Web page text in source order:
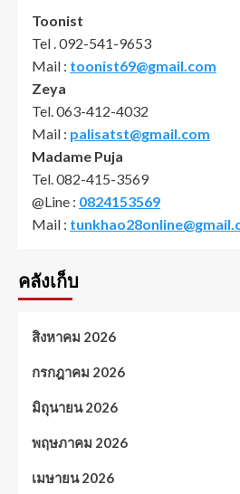
Toonist
Tel . 092-541-9653
Mail : toonist69@gmail.com
Zeya
Tel. 063-412-4032
Mail : palisatst@gmail.com
Madame Puja
Tel. 082-415-3569
@Line : 0824153569
Mail :
คลังเก็บ
สิงหาคม 2026
กรกฎาคม 2026
มิถุนายน 2026
พฤษภาคม 2026
เมษายน 2026